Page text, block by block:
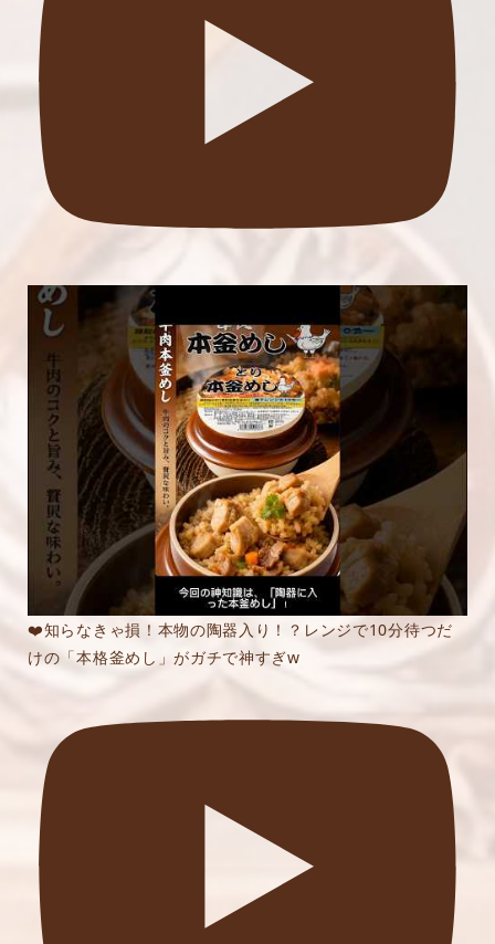
❤️知らなきゃ損！本物の陶器入り！？レンジで10分待つだ
けの「本格釜めし」がガチで神すぎw